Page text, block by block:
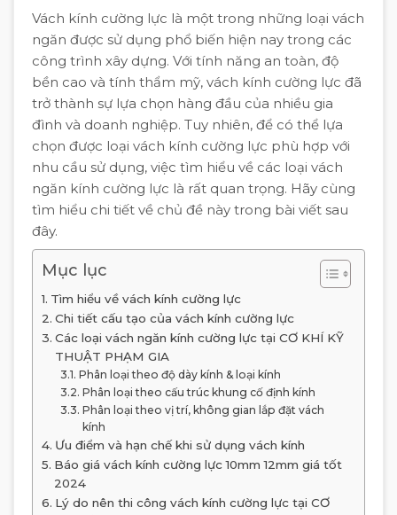
Vách kính cường lực là một trong những loại vách
ngăn được sử dụng phổ biến hiện nay trong các
công trình xây dựng. Với tính năng an toàn, độ
bền cao và tính thẩm mỹ, vách kính cường lực đã
trở thành sự lựa chọn hàng đầu của nhiều gia
đình và doanh nghiệp. Tuy nhiên, để có thể lựa
chọn được loại vách kính cường lực phù hợp với
nhu cầu sử dụng, việc tìm hiểu về các loại vách
ngăn kính cường lực là rất quan trọng. Hãy cùng
tìm hiểu chi tiết về chủ đề này trong bài viết sau
đây.
Mục lục
Tìm hiểu về vách kính cường lực
Chi tiết cấu tạo của vách kính cường lực
Các loại vách ngăn kính cường lực tại CƠ KHÍ KỸ
THUẬT PHẠM GIA
Phân loại theo độ dày kính & loại kính
Phân loại theo cấu trúc khung cố định kính
Phân loại theo vị trí, không gian lắp đặt vách
kính
Ưu điểm và hạn chế khi sử dụng vách kính
Báo giá vách kính cường lực 10mm 12mm giá tốt
2024
Lý do nên thi công vách kính cường lực tại CƠ